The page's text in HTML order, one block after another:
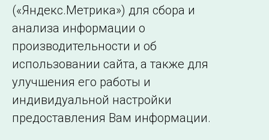
Страница 1 из 2.
1 2 Далее
©2005–2026 АО «СО ЕЭС»
Филиалы и
представительства
(«Яндекс.Метрика») для сбора и
анализа информации о
производительности и об
использовании сайта, а также для
улучшения его работы и
индивидуальной настройки
предоставления Вам информации.